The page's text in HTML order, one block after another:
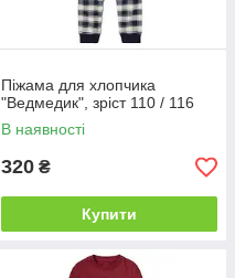
Піжама для хлопчика
"Ведмедик", зріст 110 / 116
В наявності
320 ₴
Купити